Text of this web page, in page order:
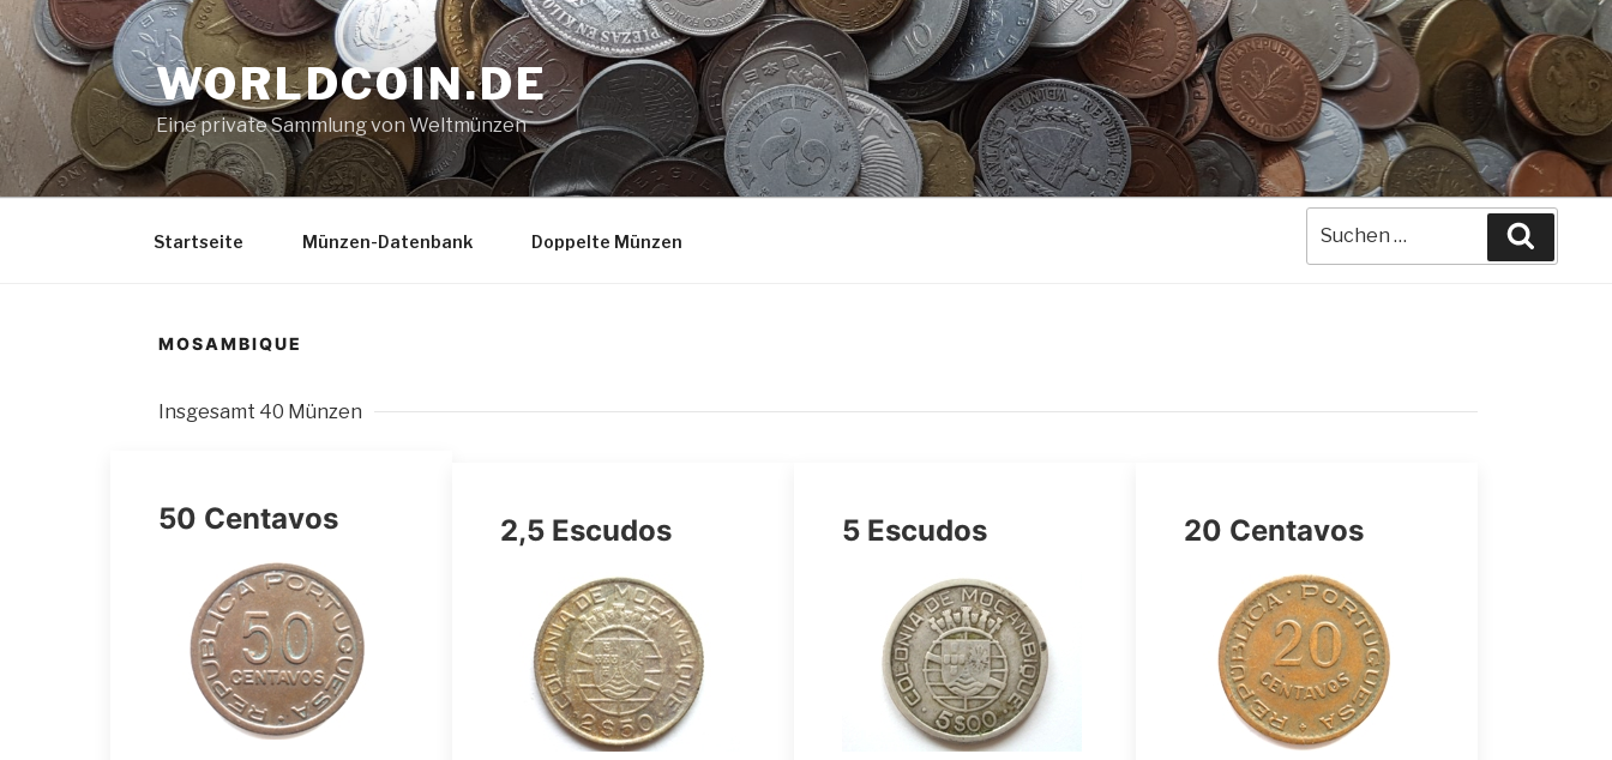
Zum
Inhalt
springen
WORLDCOIN.DE
Eine private Sammlung von Weltmünzen
Startseite Münzen-Datenbank Doppelte Münzen
Suche
nach:
MOSAMBIQUE
Insgesamt 40 Münzen
50 Centavos 2,5 Escudos 5 Escudos 20 Centavos